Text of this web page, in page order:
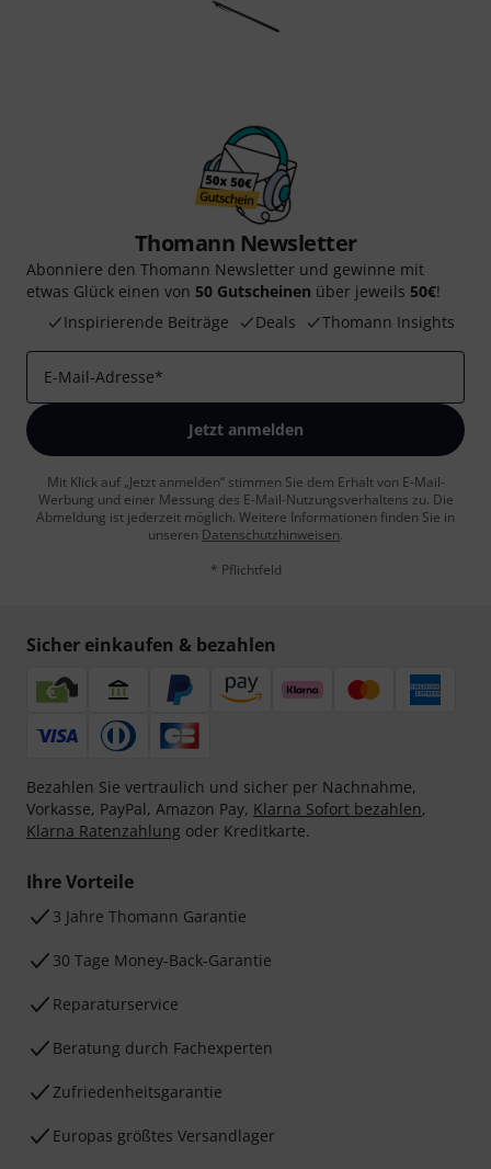
Thomann Newsletter
Abonniere den Thomann Newsletter und gewinne mit
etwas Glück einen von 50 Gutscheinen über jeweils 50€!
Inspirierende Beiträge
Deals Thomann Insights
E-Mail-Adresse*
Jetzt anmelden
Mit Klick auf „Jetzt anmelden“ stimmen Sie dem Erhalt von E-Mail-
Werbung und einer Messung des E-Mail-Nutzungsverhaltens zu. Die
Abmeldung ist jederzeit möglich. Weitere Informationen finden Sie in
unseren Datenschutzhinweisen.
* Pflichtfeld
Sicher einkaufen & bezahlen
Bezahlen Sie vertraulich und sicher per Nachnahme,
Vorkasse, PayPal, Amazon Pay, Klarna Sofort bezahlen,
Klarna Ratenzahlung oder Kreditkarte.
Ihre Vorteile
3 Jahre Thomann Garantie
30 Tage Money-Back-Garantie
Reparaturservice
Beratung durch Fachexperten
Zufriedenheitsgarantie
Europas größtes Versandlager